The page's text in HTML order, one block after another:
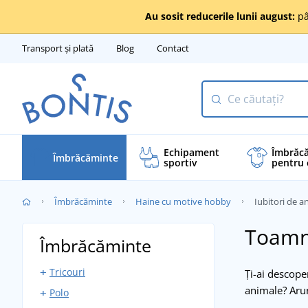
Au sosit reducerile lunii august:
Transport și plată Blog Contact
Îmbrăcăminte Echipament
sportiv pentru
Îmbrăcăminte Haine cu motive hobby Iubitori de
Ți-ai
animale?
Îmbrăcăminte
Tricouri
Tricouri cu mânecă scurtă
Polo